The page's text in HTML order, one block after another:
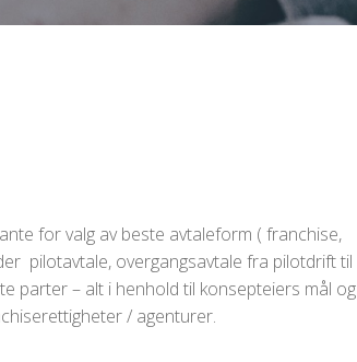
for valg av beste avtaleform ( franchise,
pilotavtale, overgangsavtale fra pilotdrift til
parter – alt i henhold til konsepteiers mål og
/ agenturer.